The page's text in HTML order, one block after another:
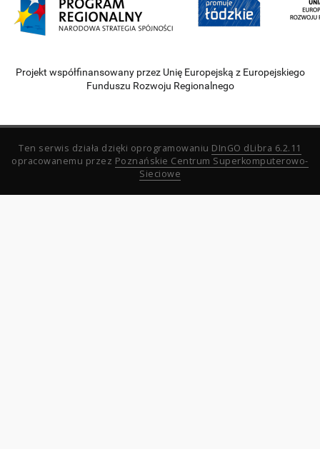
Projekt współfinansowany przez Unię Europejską z Europejskiego
Funduszu Rozwoju Regionalnego
Ten serwis działa dzięki oprogramowaniu DInGO dLibra 6.2.11
opracowanemu przez Poznańskie Centrum Superkomputerowo-
Sieciowe